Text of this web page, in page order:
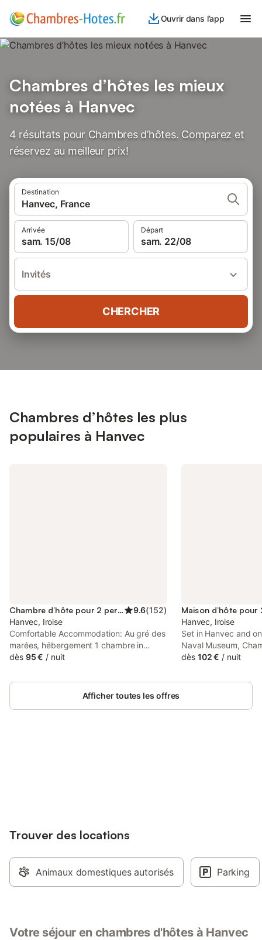
Ouvrir dans l’app
Chambres d’hôtes les mieux
notées à Hanvec
4 résultats pour Chambres d’hôtes. Comparez et
réservez au meilleur prix!
Destination
Hanvec, France
Arrivée
sam. 15/08
Départ
sam. 22/08
Invités
CHERCHER
Chambres d’hôtes les plus
populaires à Hanvec
Chambre d’hôte pour 2 personnes 9.6(152)
Hanvec, Iroise
Comfortable Accommodation: Au gré des
marées, hébergement 1 chambre in
Hanvec offers a bed and breakfast with
enjoy sea views, a sun terrace, and a
garden. Free WiFi is available throughout
dès 95 € / nuit
Hanvec, Iroise
Set in Hanvec and
Naval Museum,
privative et vue mer
and free private
dès 102 € / nuit
Afficher toutes les offres
Trouver des locations
Animaux domestiques autorisés Parking
Votre séjour en chambres d'hôtes à Hanvec